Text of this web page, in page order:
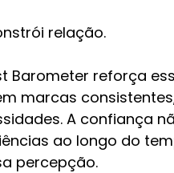
relação.
Barometer reforça
marcas
A confiança
ao longo do
percepção.